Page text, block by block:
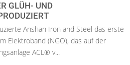
GLÜH- UND
Anshan Iron and Steel das erste
Elektroband (NGO), das auf der
ACL® v...